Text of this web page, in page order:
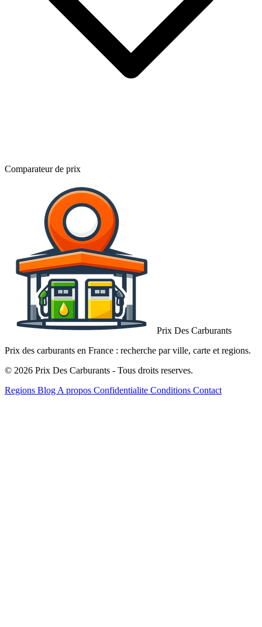
Comparateur de prix
Prix Des Carburants
Prix des carburants en France : recherche par ville, carte et regions.
© 2026 Prix Des Carburants - Tous droits reserves.
Regions Blog A propos Confidentialite Conditions Contact